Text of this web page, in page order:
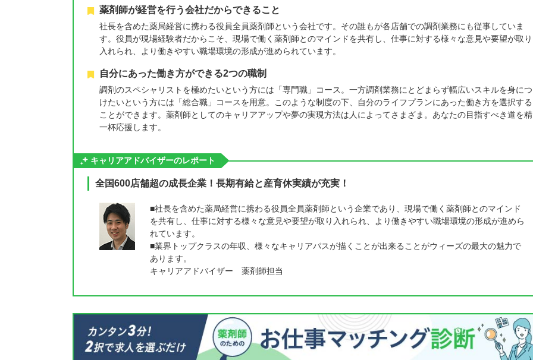
薬剤師が経営を行う会社だからできること
社長を含めた薬局経営に携わる役員全員薬剤師という会社です。その誰もが各店舗での調剤業務にも従事していま
す。役員が現場経験者だからこそ、現場で働く薬剤師とのマインドを共有し、仕事に対する様々な意見や要望が取り
入れられ、より働きやすい職場環境の形成が進められています。
自分にあった働き方ができる2つの職制
調剤のスペシャリストを極めたいという方には「専門職」コース。一方調剤業務にとどまらず幅広いスキルを身につ
けたいという方には「総合職」コースを用意。このような制度の下、自分のライフプランにあった働き方を選択する
ことができます。薬剤師としてのキャリアアップや夢の実現方法は人によってさまざま。あなたの目指すべき道を精
一杯応援します。
キャリアアドバイザーのレポート
全国600店舗超の成長企業！長期有給と産育休実績が充実！
■社長を含めた薬局経営に携わる役員全員薬剤師という企業であり、現場で働く薬剤師とのマインド
を共有し、仕事に対する様々な意見や要望が取り入れられ、より働きやすい職場環境の形成が進めら
れています。
■業界トップクラスの年収、様々なキャリアパスが描くことが出来ることがウィーズの最大の魅力で
あります。
キャリアアドバイザー 薬剤師担当